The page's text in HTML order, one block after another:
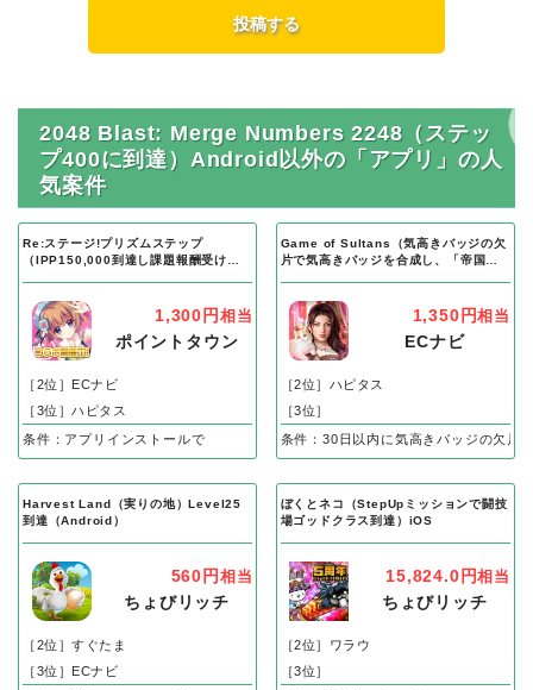
2048 Blast: Merge Numbers 2248（ステッ
プ400に到達）Android以外の「アプリ」の人
気案件
Re:ステージ!プリズムステップ
（IPP150,000到達し課題報酬受け取
1,300円 相当
ポイントタウン
［2位］ECナビ
［3位］ハピタス
条件：アプリインストールで
Game of Sultans（気高きバッジの欠
片で気高きバッジを合成し、「帝国五
1,350円相当
ECナビ
［2位］ハピタス
［3位］
条件：30日以内に気高きバッジの欠片
Harvest Land（実りの地）Level25
到達（Android）
560円 相当
ちょびリッチ
［2位］すぐたま
［3位］ECナビ
ぼくとネコ（StepUpミッションで闘技
場ゴッドクラス到達）iOS
15,824.0円相当
ちょびリッチ
［2位］ワラウ
［3位］